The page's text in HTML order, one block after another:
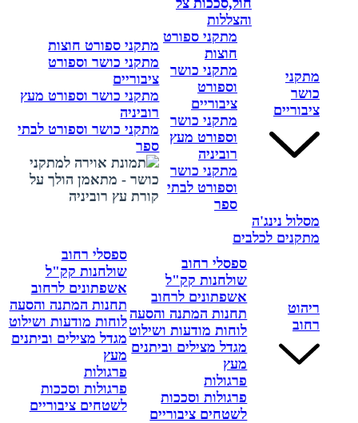
חול,סככות צל
והצללות
מתקני
כושר
ציבוריים
מתקני ספורט
חוצות
מתקני כושר
וספורט
ציבוריים
מתקני כושר
וספורט מעץ
רוביניה
מתקני כושר
וספורט לבתי
ספר
מתקני ספורט חוצות
מתקני כושר וספורט
ציבוריים
מתקני כושר וספורט מעץ
רוביניה
מתקני כושר וספורט לבתי
ספר
מסלול נינג'ה
מתקנים לכלבים
ריהוט
רחוב
ספסלי רחוב
שולחנות קק"ל
אשפתונים לרחוב
תחנות המתנה והסעה
לוחות מודעות ושילוט
מגדל מצילים וביתנים
מעץ
פרגולות
פרגולות וסככות
לשטחים ציבוריים
ספסלי רחוב
שולחנות קק"ל
אשפתונים לרחוב
תחנות המתנה והסעה
לוחות מודעות ושילוט
מגדל מצילים וביתנים
מעץ
פרגולות
פרגולות וסככות
לשטחים ציבוריים